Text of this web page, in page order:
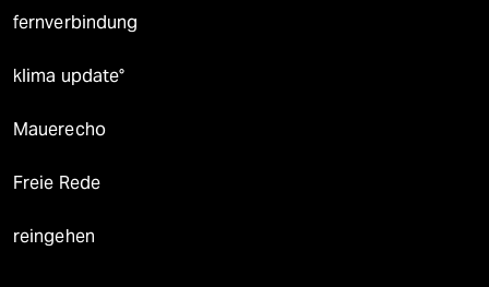
fernverbindung
klima update°
Mauerecho
Freie Rede
reingehen